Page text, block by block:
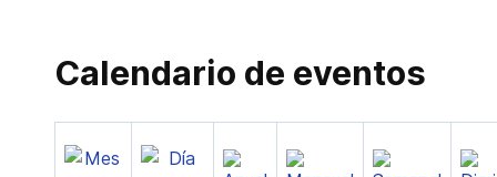
Calendario de eventos